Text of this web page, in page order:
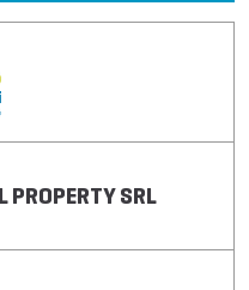
PROPERTY SRL